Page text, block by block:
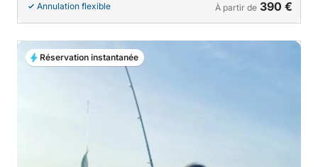
Annulation flexible À partir de 390 €
Réservation instantanée